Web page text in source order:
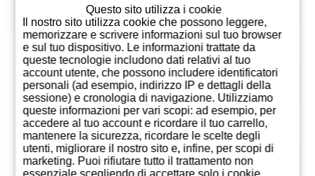
Conservazion
e
Luogo fresco e
asciutto
EAN
4582410703284
Produttore
Minami Alps Wine &
Beverage Co., Ltd.
Paese
Questo sito utilizza i cookie
Il nostro sito utilizza cookie che possono leggere,
memorizzare e scrivere informazioni sul tuo browser
e sul tuo dispositivo. Le informazioni trattate da
queste tecnologie includono dati relativi al tuo
account utente, che possono includere identificatori
personali (ad esempio, indirizzo IP e dettagli della
sessione) e cronologia di navigazione. Utilizziamo
queste informazioni per vari scopi: ad esempio, per
accedere al tuo account e ricordare il tuo carrello,
mantenere la sicurezza, ricordare le scelte degli
utenti, migliorare il nostro sito e, infine, per scopi di
marketing. Puoi rifiutare tutto il trattamento non
essenziale scegliendo di accettare solo i cookie